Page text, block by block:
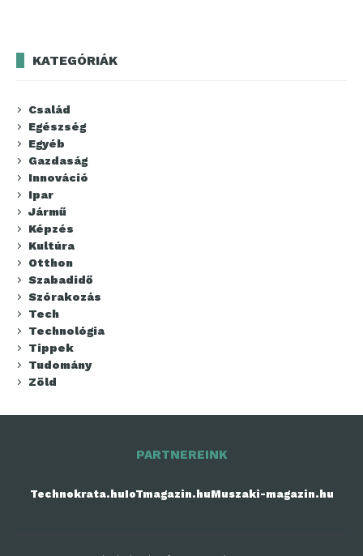
KATEGÓRIÁK
Család
Egészség
Egyéb
Gazdaság
Innováció
Ipar
Jármű
Képzés
Kultúra
Otthon
Szabadidő
Szórakozás
Tech
Technológia
Tippek
Tudomány
Zöld
PARTNEREINK
Technokrata.huIoTmagazin.huMuszaki-magazin.hu